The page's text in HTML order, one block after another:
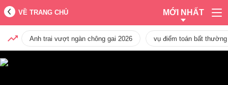
VỀ TRANG CHỦ MỚI NHẤT
Anh trai vượt ngàn chông gai 2026 vụ điểm toán bất